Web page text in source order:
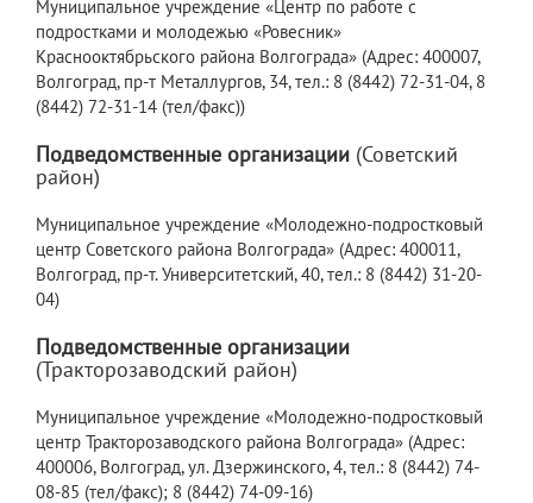
Муниципальное учреждение «Центр по работе с
подростками и молодежью «Ровесник»
Краснооктябрьского района Волгограда» (Адрес: 400007,
Волгоград, пр-т Металлургов, 34, тел.: 8 (8442) 72-31-04, 8
(8442) 72-31-14 (тел/факс))
Подведомственные организации (Советский
район)
Муниципальное учреждение «Молодежно-подростковый
центр Советского района Волгограда» (Адрес: 400011,
Волгоград, пр-т. Университетский, 40, тел.: 8 (8442) 31-20-
04)
Подведомственные организации
(Тракторозаводский район)
Муниципальное учреждение «Молодежно-подростковый
центр Тракторозаводского района Волгограда» (Адрес:
400006, Волгоград, ул. Дзержинского, 4, тел.: 8 (8442) 74-
08-85 (тел/факс); 8 (8442) 74-09-16)